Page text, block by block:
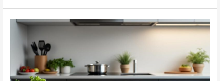
poêle
Cuisinox
pourquoi
choix